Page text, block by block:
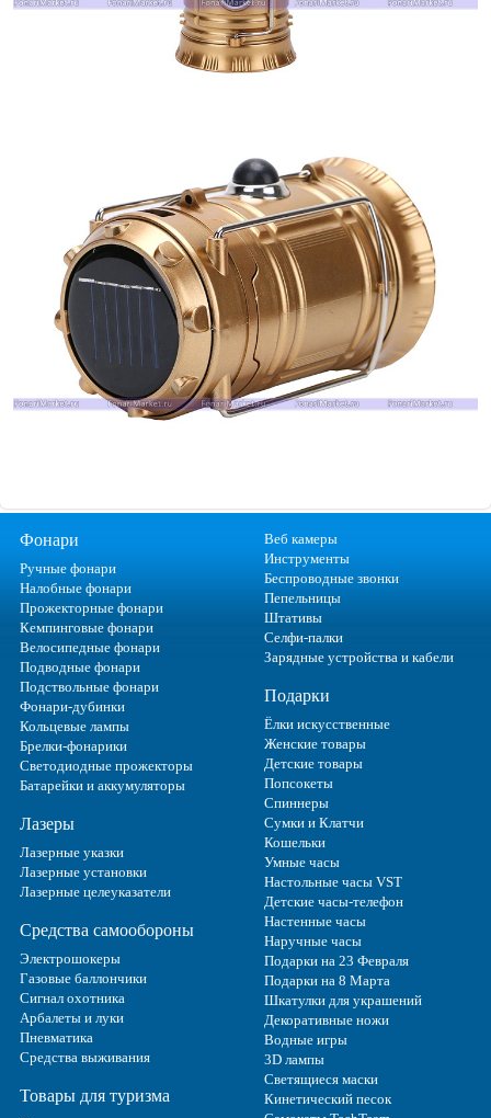
Фонари
Ручные фонари
Налобные фонари
Прожекторные фонари
Кемпинговые фонари
Велосипедные фонари
Подводные фонари
Подствольные фонари
Фонари-дубинки
Кольцевые лампы
Брелки-фонарики
Светодиодные прожекторы
Батарейки и аккумуляторы
Лазеры
Лазерные указки
Лазерные установки
Лазерные целеуказатели
Средства самообороны
Электрошокеры
Газовые баллончики
Сигнал охотника
Арбалеты и луки
Пневматика
Средства выживания
Товары для туризма
Веб камеры
Инструменты
Беспроводные звонки
Пепельницы
Штативы
Селфи-палки
Зарядные устройства и кабели
Подарки
Ёлки искусственные
Женские товары
Детские товары
Попсокеты
Спиннеры
Сумки и Клатчи
Кошельки
Умные часы
Настольные часы VST
Детские часы-телефон
Настенные часы
Наручные часы
Подарки на 23 Февраля
Подарки на 8 Марта
Шкатулки для украшений
Декоративные ножи
Водные игры
3D лампы
Светящиеся маски
Кинетический песок